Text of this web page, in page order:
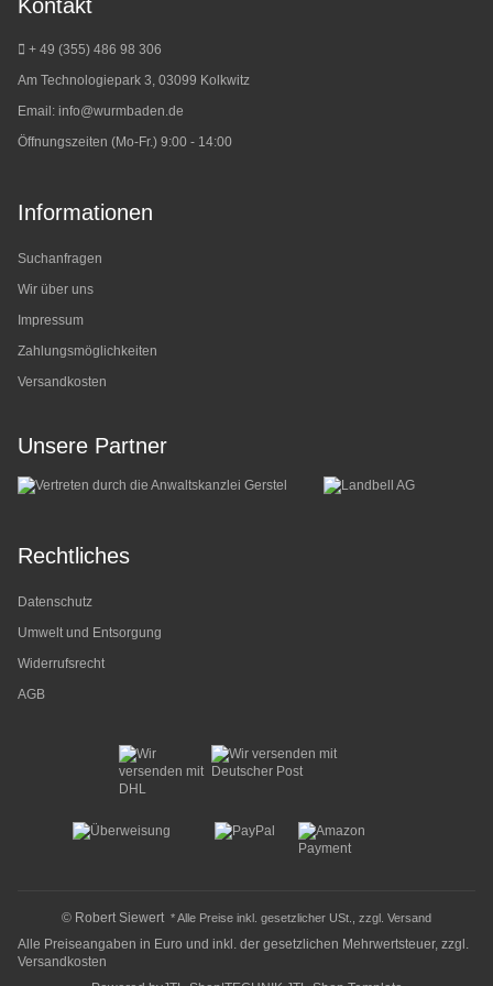
Kontakt
+ 49 (355) 486 98 306
Am Technologiepark 3, 03099 Kolkwitz
Email: info@wurmbaden.de
Öffnungszeiten (Mo-Fr.) 9:00 - 14:00
Informationen
Suchanfragen
Wir über uns
Impressum
Zahlungsmöglichkeiten
Versandkosten
Unsere Partner
Rechtliches
Datenschutz
Umwelt und Entsorgung
Widerrufsrecht
AGB
© Robert Siewert* Alle Preise inkl. gesetzlicher USt., zzgl. Versand
Alle Preiseangaben in Euro und inkl. der gesetzlichen Mehrwertsteuer, zzgl.
Versandkosten